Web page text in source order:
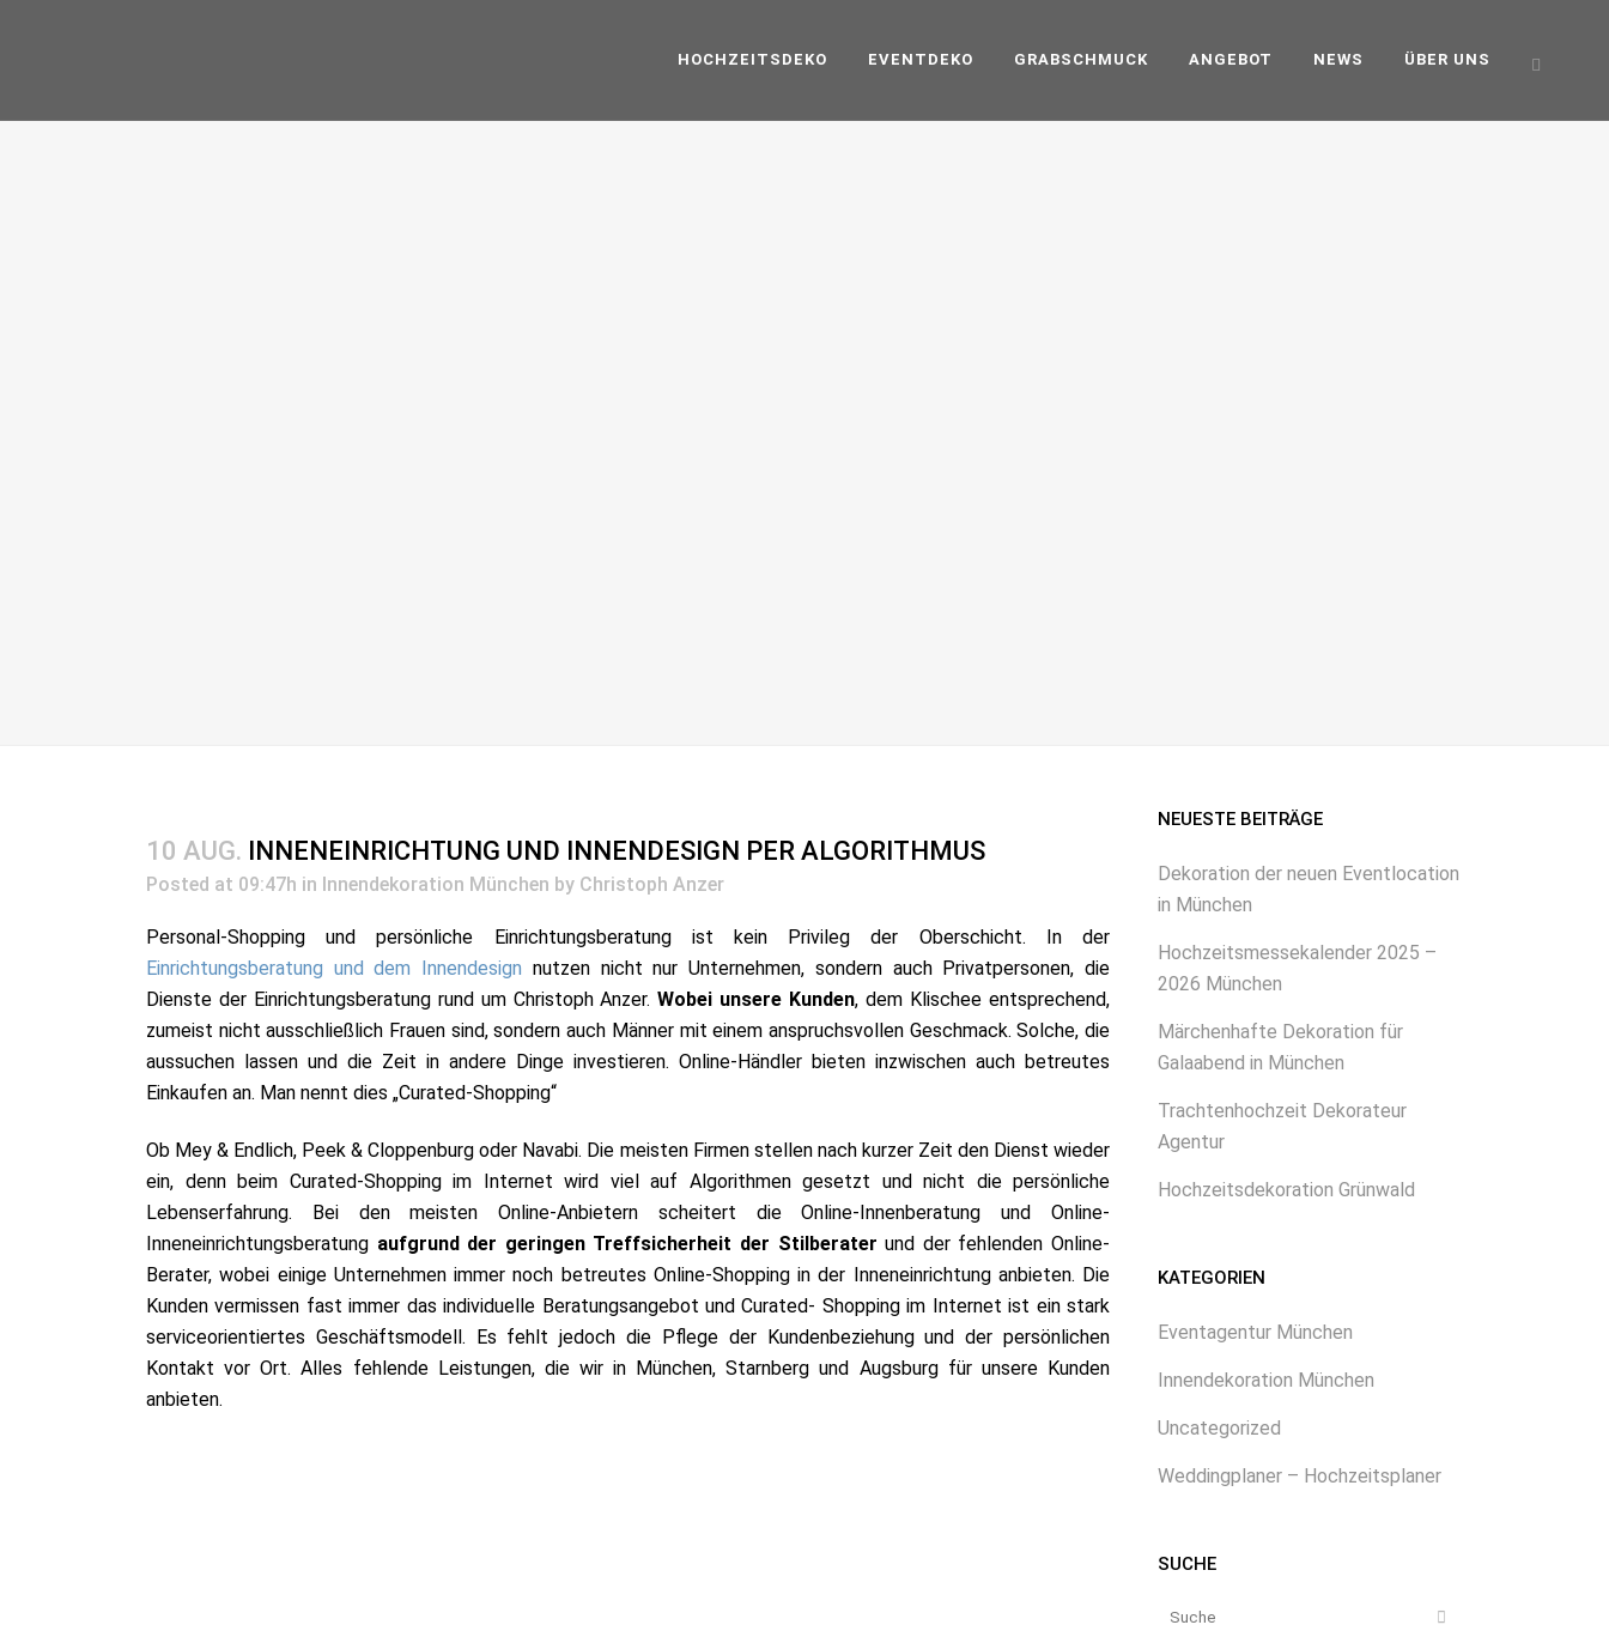
HOCHZEITSDEKO EVENTDEKO GRABSCHMUCK ANGEBOT NEWS ÜBER UNS
10 AUG. INNENEINRICHTUNG UND INNENDESIGN PER ALGORITHMUS
Posted at 09:47h in Innendekoration München by Christoph Anzer
Personal-Shopping und persönliche Einrichtungsberatung ist kein Privileg der Oberschicht. In der
Einrichtungsberatung und dem Innendesign nutzen nicht nur Unternehmen, sondern auch Privatpersonen, die
Dienste der Einrichtungsberatung rund um Christoph Anzer.Wobei unsere Kunden, dem Klischee entsprechend,
zumeist nicht ausschließlich Frauen sind, sondern auch Männer mit einem anspruchsvollen Geschmack. Solche, die
aussuchen lassen und die Zeit in andere Dinge investieren. Online-Händler bieten inzwischen auch betreutes
Einkaufen an. Man nennt dies „Curated-Shopping“
Ob Mey & Endlich, Peek & Cloppenburg oder Navabi. Die meisten Firmen stellen nach kurzer Zeit den Dienst wieder
ein, denn beim Curated-Shopping im Internet wird viel auf Algorithmen gesetzt und nicht die persönliche
Lebenserfahrung. Bei den meisten Online-Anbietern scheitert die Online-Innenberatung und Online-
Inneneinrichtungsberatung aufgrund der geringen Treffsicherheit der Stilberater und der fehlenden Online-
Berater, wobei einige Unternehmen immer noch betreutes Online-Shopping in der Inneneinrichtung anbieten. Die
Kunden vermissen fast immer das individuelle Beratungsangebot und Curated- Shopping im Internet ist ein stark
serviceorientiertes Geschäftsmodell. Es fehlt jedoch die Pflege der Kundenbeziehung und der persönlichen
Kontakt vor Ort. Alles fehlende Leistungen, die wir in München, Starnberg und Augsburg für unsere Kunden
anbieten.
NEUESTE BEITRÄGE
Dekoration der neuen Eventlocation
in München
Hochzeitsmessekalender 2025 –
2026 München
Märchenhafte Dekoration für
Galaabend in München
Trachtenhochzeit Dekorateur
Agentur
Hochzeitsdekoration Grünwald
KATEGORIEN
Eventagentur München
Innendekoration München
Uncategorized
Weddingplaner – Hochzeitsplaner
SUCHE